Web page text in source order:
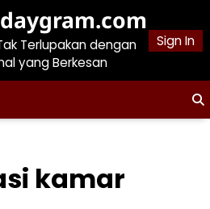
Terlupakan dengan
yang Berkesan
Sign In
kamar